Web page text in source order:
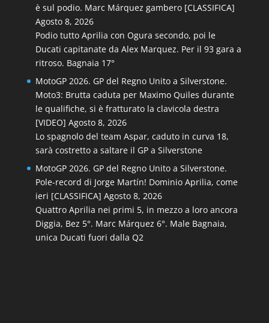
è sul podio. Marc Márquez gambero [CLASSIFICA]
Agosto 8, 2026
Podio tutto Aprilia con Ogura secondo, poi le
Ducati capitanate da Alex Marquez. Per il 93 gara a
ritroso. Bagnaia 17°
MotoGP 2026. GP del Regno Unito a Silverstone.
Moto3: Brutta caduta per Maximo Quiles durante
le qualifiche, si è fratturato la clavicola destra
[VIDEO] Agosto 8, 2026
Lo spagnolo del team Aspar, caduto in curva 18,
sarà costretto a saltare il GP a Silverstone
MotoGP 2026. GP del Regno Unito a Silverstone.
Pole-record di Jorge Martín! Dominio Aprilia, come
ieri [CLASSIFICA] Agosto 8, 2026
Quattro Aprilia nei primi 5, in mezzo a loro ancora
Diggia, Bez 5°. Marc Márquez 6°. Male Bagnaia,
unica Ducati fuori dalla Q2